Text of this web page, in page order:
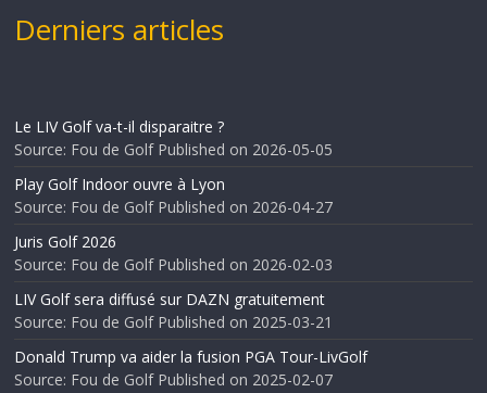
Derniers articles
Le LIV Golf va-t-il disparaitre ?
Source: Fou de Golf Published on 2026-05-05
Play Golf Indoor ouvre à Lyon
Source: Fou de Golf Published on 2026-04-27
Juris Golf 2026
Source: Fou de Golf Published on 2026-02-03
LIV Golf sera diffusé sur DAZN gratuitement
Source: Fou de Golf Published on 2025-03-21
Donald Trump va aider la fusion PGA Tour-LivGolf
Source: Fou de Golf Published on 2025-02-07